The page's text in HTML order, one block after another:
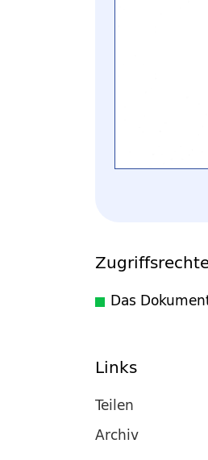
Das
Links
Teilen
Archiv